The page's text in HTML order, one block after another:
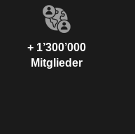
+ 1’300’000
Mitglieder